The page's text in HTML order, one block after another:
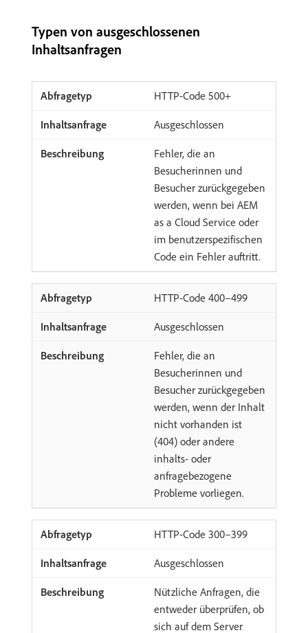
Typen von ausgeschlossenen
Inhaltsanfragen
HTTP-Code 500+
Ausgeschlossen
Fehler, die an
Besucherinnen und
Besucher zurückgegeben
werden, wenn bei AEM
as a Cloud Service oder
im benutzerspezifischen
Code ein Fehler auftritt.
HTTP-Code 400–499
Ausgeschlossen
Fehler, die an
Besucherinnen und
Besucher zurückgegeben
werden, wenn der Inhalt
nicht vorhanden ist
(404) oder andere
inhalts- oder
anfragebezogene
Probleme vorliegen.
HTTP-Code 300–399
Ausgeschlossen
Nützliche Anfragen, die
entweder überprüfen, ob
sich auf dem Server